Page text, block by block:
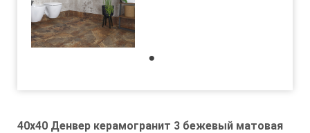
40x40 Денвер керамогранит 3 бежевый матовая